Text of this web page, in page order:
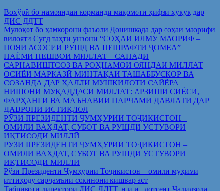
Вохўрӣ бо намояндаи корманди мақомоти ҳифзи ҳуқуқ дар
ДИС ДДТТ
Мулоқот бо ҳамкорони фаъоли Донишкада дар соҳаи маорифи
вилояти Суғд таҳти унвони “СОҲАИ ИЛМУ МАОРИФ –
ПОЯИ АСОСИИ РУШД ВА ПЕШРАФТИ ҶОМЕА”
ПАЁМИ ПЕШВОИ МИЛЛАТ – САНАДИ
САРНАВИШТСОЗ ВА РОҲНАМОИ ОЯНДАИ МИЛЛАТ
ОСИЁИ МАРКАЗӢ МИНТАҚАИ ТАШАББУСКОР ВА
СОЗАНДА ДАР ҲАЛЛИ МУШКИЛОТИ САЙЁРА
НИШОНИ МУҚАДДАСИ МИЛЛАТ: АРЗИШИ СИЁСӢ,
ФАРҲАНГӢ ВА МАЪНАВИИ ПАРЧАМИ ДАВЛАТӢ ДАР
ДАВРОНИ ИСТИҚЛОЛ
РӮЗИ ПРЕЗИДЕНТИ ҶУМҲУРИИ ТОҶИКИСТОН –
ОМИЛИ ВАҲДАТ, СУБОТ ВА РУШДИ УСТУВОРИ
ИҚТИСОДИ МИЛЛӢ
РӮЗИ ПРЕЗИДЕНТИ ҶУМҲУРИИ ТОҶИКИСТОН –
ОМИЛИ ВАҲДАТ, СУБОТ ВА РУШДИ УСТУВОРИ
ИҚТИСОДИ МИЛЛӢ
Рўзи Президенти Ҷумҳурии Тоҷикистон – омили муҳими
иттиҳоду сарҷамъии сокинони кишвар аст
Табрикоти директори ДИС ДДТТ, н.и.и., дотсент Ҷалилзода